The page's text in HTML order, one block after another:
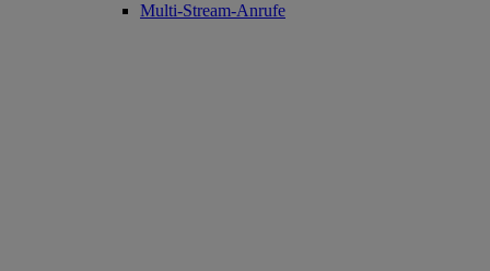
Multi-Stream-Anrufe